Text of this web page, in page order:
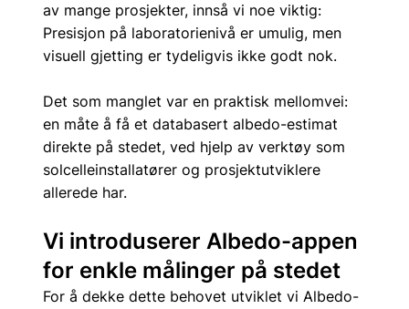
av mange prosjekter, innså vi noe viktig:
Presisjon på laboratorienivå er umulig, men
visuell gjetting er tydeligvis ikke godt nok.
Det som manglet var en praktisk mellomvei:
en måte å få et databasert albedo-estimat
direkte på stedet, ved hjelp av verktøy som
solcelleinstallatører og prosjektutviklere
allerede har.
Vi introduserer Albedo-appen
for enkle målinger på stedet
For å dekke dette behovet utviklet vi Albedo-